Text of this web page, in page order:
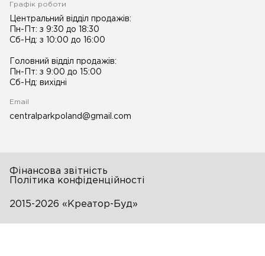
Графік роботи
Центральний відділ продажів:
Пн-Пт: з 9:30 до 18:30
Сб-Нд: з 10:00 до 16:00
Головний відділ продажів:
Пн-Пт: з 9:00 до 15:00
Сб-Нд: вихідні
Email
centralparkpoland@gmail.com
Фінансова звітність
Політика конфіденційності
2015-2026 «Креатор-Буд»